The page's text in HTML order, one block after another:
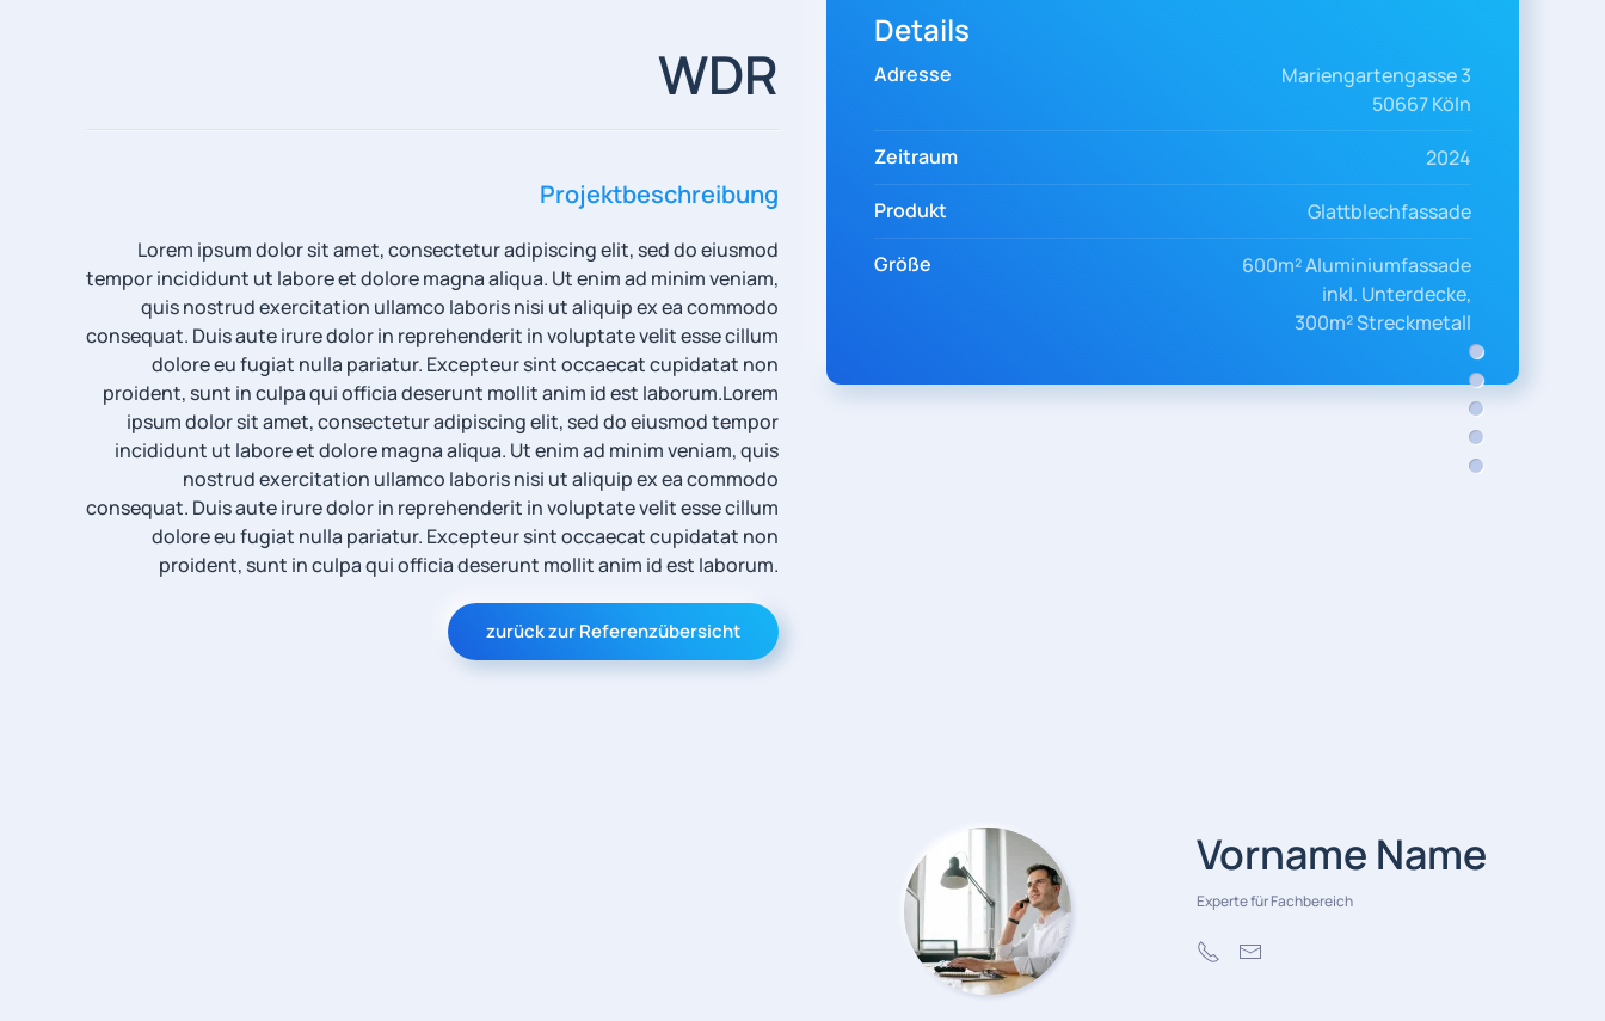
WDR
Projektbeschreibung
Lorem ipsum dolor sit amet, consectetur adipiscing elit, sed do eiusmod
tempor incididunt ut labore et dolore magna aliqua. Ut enim ad minim veniam,
quis nostrud exercitation ullamco laboris nisi ut aliquip ex ea commodo
consequat. Duis aute irure dolor in reprehenderit in voluptate velit esse cillum
dolore eu fugiat nulla pariatur. Excepteur sint occaecat cupidatat non
proident, sunt in culpa qui officia deserunt mollit anim id est laborum.Lorem
ipsum dolor sit amet, consectetur adipiscing elit, sed do eiusmod tempor
incididunt ut labore et dolore magna aliqua. Ut enim ad minim veniam, quis
nostrud exercitation ullamco laboris nisi ut aliquip ex ea commodo
consequat. Duis aute irure dolor in reprehenderit in voluptate velit esse cillum
dolore eu fugiat nulla pariatur. Excepteur sint occaecat cupidatat non
proident, sunt in culpa qui officia deserunt mollit anim id est laborum.
zurück zur Referenzübersicht
Details
Adresse
Mariengartengasse 3
50667 Köln
Zeitraum
2024
Produkt
Glattblechfassade
Größe
600m² Aluminiumfassade
inkl. Unterdecke,
300m² Streckmetall
Vorname Name
Experte für Fachbereich